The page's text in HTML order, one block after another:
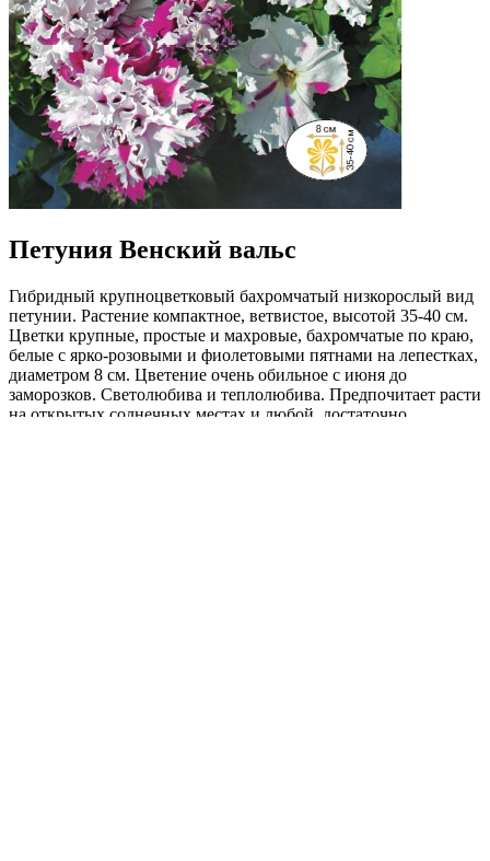
Петуния Венский вальс
Гибридный крупноцветковый бахромчатый низкорослый вид
петунии. Растение компактное, ветвистое, высотой 35-40 см.
Цветки крупные, простые и махровые, бахромчатые по краю,
белые с ярко-розовыми и фиолетовыми пятнами на лепестках,
диаметром 8 см. Цветение очень обильное с июня до
заморозков. Светолюбива и теплолюбива. Предпочитает расти
на открытых солнечных местах и любой, достаточно